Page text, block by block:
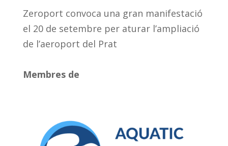
Zeroport convoca una gran manifestació
el 20 de setembre per aturar l’ampliació
de l’aeroport del Prat
Membres de